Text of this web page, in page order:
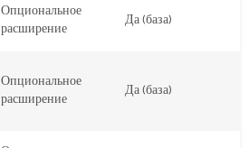
Опциональное
расширение
Да (база)
Опциональное
расширение
Да (база)